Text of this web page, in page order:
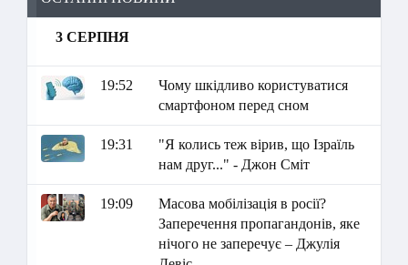
3 СЕРПНЯ
19:52
Чому шкідливо користуватися
смартфоном перед сном
19:31
"Я колись теж вірив, що Ізраїль
нам друг..." - Джон Сміт
19:09
Масова мобілізація в росії?
Заперечення пропагандонів, яке
нічого не заперечує – Джулія